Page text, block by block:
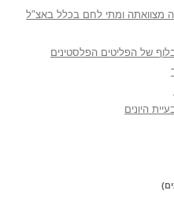
מצוואתה ומתי לחם בכלל באצ"ל
של הפליטים הפלסטינים
היונים